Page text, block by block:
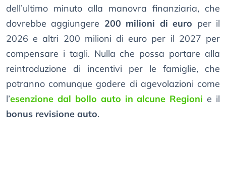
dell’ultimo minuto alla manovra finanziaria, che
dovrebbe aggiungere 200 milioni di euro per il
2026 e altri 200 milioni di euro per il 2027 per
compensare i tagli. Nulla che possa portare alla
reintroduzione di incentivi per le famiglie, che
potranno comunque godere di agevolazioni come
l’esenzione dal bollo auto in alcune Regioni e il
bonus revisione auto.